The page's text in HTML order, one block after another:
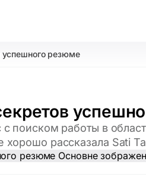
успешного резюме
с поиском работы в
рассказала Sati